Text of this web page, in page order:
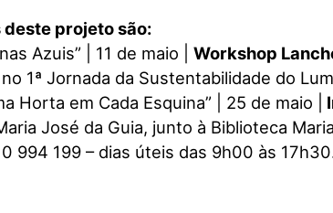
projeto são:
Azuis” | 11 de maio | Workshop
1ª Jornada da Sustentabilidade do
Horta em Cada Esquina” | 25 de maio |
José da Guia, junto à Biblioteca
994 199 – dias úteis das 9h00 às